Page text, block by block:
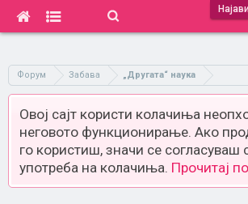
Форум Забава „Другата“ наука
Овој сајт користи колачиња
неговото функционирање. Ако
го користиш, значи се согласуваш
употреба на колачиња. Прочитај